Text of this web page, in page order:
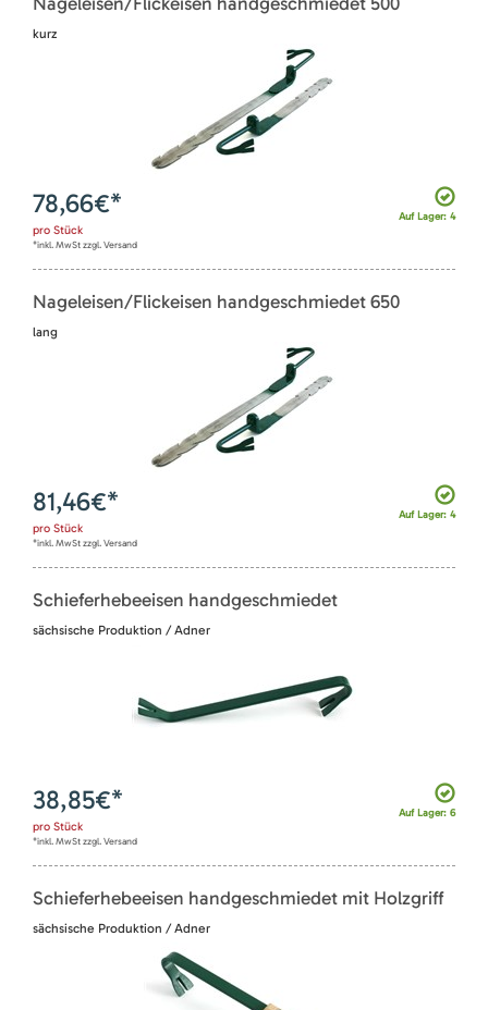
kurz
Auf Lager: 4
78,66€*
pro Stück
*inkl. MwSt zzgl. Versand
Nageleisen/Flickeisen handgeschmiedet 650
lang
Auf Lager: 4
81,46€*
pro Stück
*inkl. MwSt zzgl. Versand
Schieferhebeeisen handgeschmiedet
sächsische Produktion / Adner
Auf Lager: 6
38,85€*
pro Stück
*inkl. MwSt zzgl. Versand
Schieferhebeeisen handgeschmiedet mit Holzgriff
sächsische Produktion / Adner